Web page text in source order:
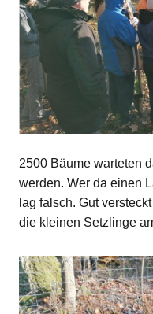
2500 Bäume warteten
werden. Wer da einen
lag falsch. Gut
die kleinen Setzlinge